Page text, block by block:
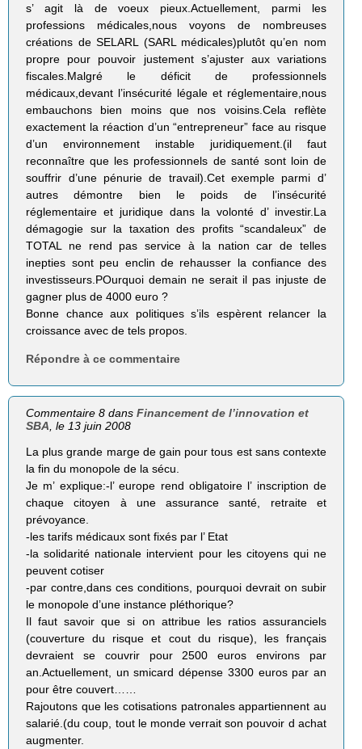
s’ agit là de voeux pieux.Actuellement, parmi les
professions médicales,nous voyons de nombreuses
créations de SELARL (SARL médicales)plutôt qu’en nom
propre pour pouvoir justement s’ajuster aux variations
fiscales.Malgré le déficit de professionnels
médicaux,devant l’insécurité légale et réglementaire,nous
embauchons bien moins que nos voisins.Cela reflète
exactement la réaction d’un “entrepreneur” face au risque
d’un environnement instable juridiquement.(il faut
reconnaître que les professionnels de santé sont loin de
souffrir d’une pénurie de travail).Cet exemple parmi d’
autres démontre bien le poids de l’insécurité
réglementaire et juridique dans la volonté d’ investir.La
démagogie sur la taxation des profits “scandaleux” de
TOTAL ne rend pas service à la nation car de telles
inepties sont peu enclin de rehausser la confiance des
investisseurs.POurquoi demain ne serait il pas injuste de
gagner plus de 4000 euro ?
Bonne chance aux politiques s’ils espèrent relancer la
croissance avec de tels propos.
Répondre à ce commentaire
Commentaire 8 dansFinancement de l’innovation et
SBA , le 13 juin 2008
La plus grande marge de gain pour tous est sans contexte
la fin du monopole de la sécu.
Je m’ explique:-l’ europe rend obligatoire l’ inscription de
chaque citoyen à une assurance santé, retraite et
prévoyance.
-les tarifs médicaux sont fixés par l’ Etat
-la solidarité nationale intervient pour les citoyens qui ne
peuvent cotiser
-par contre,dans ces conditions, pourquoi devrait on subir
le monopole d’une instance pléthorique?
Il faut savoir que si on attribue les ratios assuranciels
(couverture du risque et cout du risque), les français
devraient se couvrir pour 2500 euros environs par
an.Actuellement, un smicard dépense 3300 euros par an
pour être couvert……
Rajoutons que les cotisations patronales appartiennent au
salarié.(du coup, tout le monde verrait son pouvoir d achat
augmenter.